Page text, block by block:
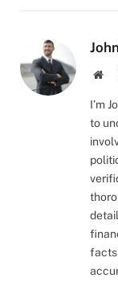
I’m
to
facts